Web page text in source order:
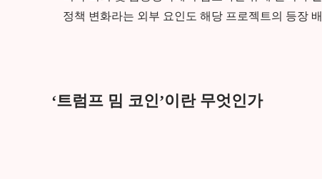
정책 변화라는 외부 요인도 해당 프로젝트의 등장
‘트럼프 밈 코인’이란 무엇인가